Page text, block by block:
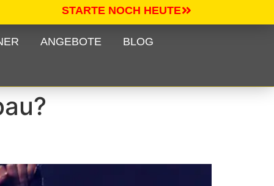
STARTE NOCH HEUTE
ANGEBOTE BLOG